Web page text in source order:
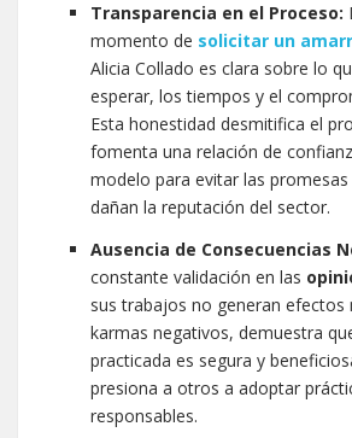
Transparencia en el Proceso:
momento de solicitar un
Alicia Collado es clara sobre lo
esperar, los tiempos y el
Esta honestidad desmitifica el
fomenta una relación de
modelo para evitar las promesas
dañan la reputación del sector.
Ausencia de Consecuencias
constante validación en las
sus trabajos no generan efectos
karmas negativos, demuestra
practicada es segura y
presiona a otros a adoptar
responsables.